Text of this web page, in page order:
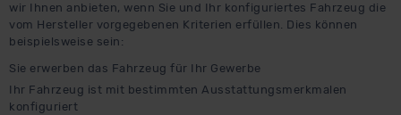
wir Ihnen anbieten, wenn Sie und Ihr konfiguriertes Fahrzeug die
vom Hersteller vorgegebenen Kriterien erfüllen. Dies können
beispielsweise sein:
Sie erwerben das Fahrzeug für Ihr Gewerbe
Ihr Fahrzeug ist mit bestimmten Ausstattungsmerkmalen
konfiguriert